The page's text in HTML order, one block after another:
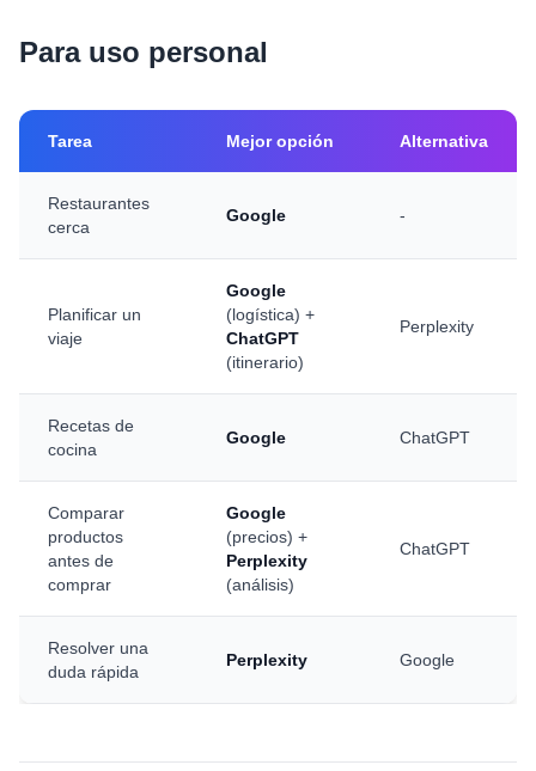
Para uso personal
Tarea Mejor opción Alternativa
Restaurantes
cerca
Google -
Planificar un
viaje
Google
(logística) +
ChatGPT
(itinerario)
Perplexity
Recetas de
cocina
Google ChatGPT
Comparar
productos
antes de
comprar
Google
(precios) +
Perplexity
(análisis)
ChatGPT
Resolver una
duda rápida
Perplexity Google